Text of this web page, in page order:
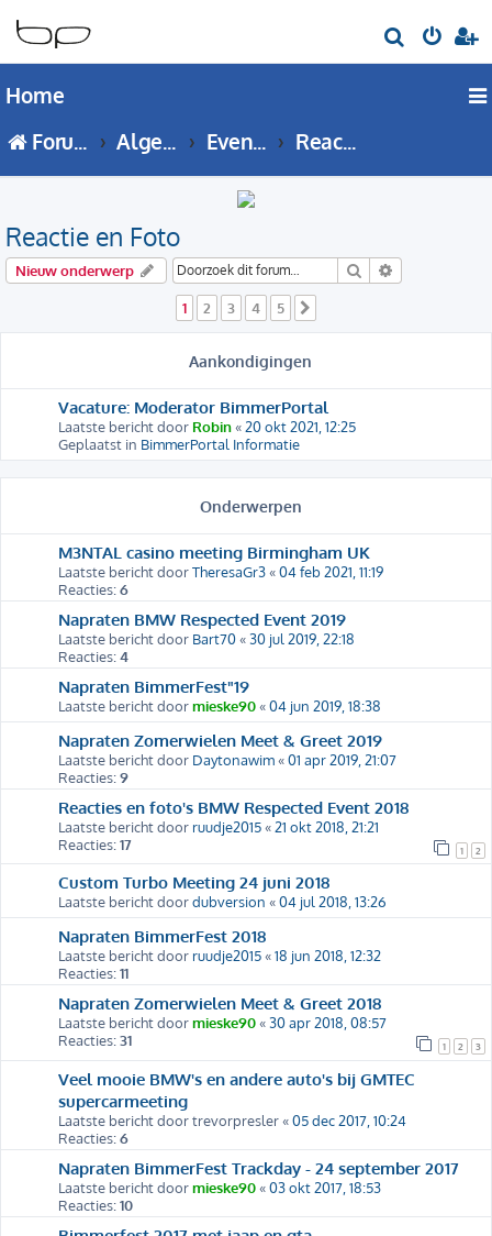
o
Home
Forumoverzicht
Algemeen BMW forum Evenementen, Meetings en Toerritten Reactie en Foto
Reactie en Foto
Nieuw onderwerp Zoek
1 2 3 4 5
Aankondigingen
Vacature: Moderator BimmerPortal
Laatste bericht door Robin«20 okt 2021, 12:25
Geplaatst in BimmerPortal Informatie
Onderwerpen
M3NTAL casino meeting Birmingham UK
Laatste bericht doorTheresaGr3«04 feb 2021, 11:19
Reacties:6
Napraten BMW Respected Event 2019
Laatste bericht door Bart70«30 jul 2019, 22:18
Reacties:4
Napraten BimmerFest"19
Laatste bericht doormieske90«04 jun 2019, 18:38
Napraten Zomerwielen Meet & Greet 2019
Laatste bericht door Daytonawim«01 apr 2019, 21:07
Reacties:9
Reacties en foto's BMW Respected Event 2018
Laatste bericht door ruudje2015«21 okt 2018, 21:21
Reacties:17 1 2
Custom Turbo Meeting 24 juni 2018
Laatste bericht doordubversion «04 jul 2018, 13:26
Napraten BimmerFest 2018
Laatste bericht door ruudje2015«18 jun 2018, 12:32
Reacties:11
Napraten Zomerwielen Meet & Greet 2018
Laatste bericht doormieske90«30 apr 2018, 08:57
Reacties:31 1 2 3
Veel mooie BMW's en andere auto's bij GMTEC
supercarmeeting
Laatste bericht doortrevorpresler«05 dec 2017, 10:24
Reacties:6
Napraten BimmerFest Trackday - 24 september 2017
Laatste bericht doormieske90«03 okt 2017, 18:53
Reacties:10